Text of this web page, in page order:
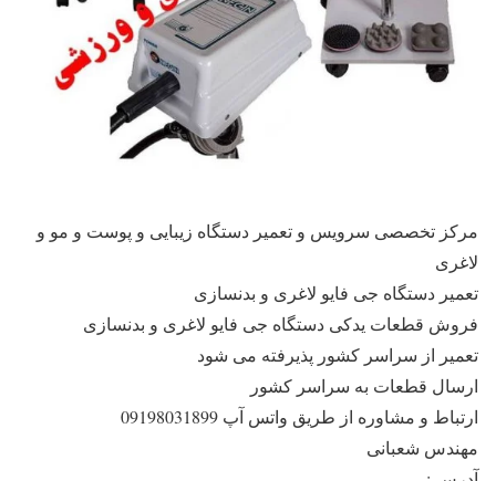
مرکز تخصصی سرویس و تعمیر دستگاه زیبایی و پوست و مو و
لاغری
تعمیر دستگاه جی فایو لاغری و بدنسازی
فروش قطعات یدکی دستگاه جی فایو لاغری و بدنسازی
تعمیر از سراسر کشور پذیرفته می شود
ارسال قطعات به سراسر کشور
ارتباط و مشاوره از طریق واتس آپ 09198031899
مهندس شعبانی